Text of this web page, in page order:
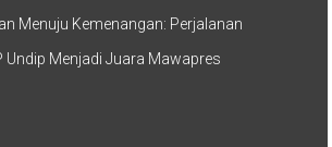
Menuju Kemenangan: Perjalanan
Undip Menjadi Juara Mawapres